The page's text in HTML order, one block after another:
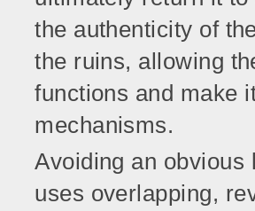
the authenticity of
the ruins, allowing
functions and make
mechanisms.
Avoiding an
uses overlapping,